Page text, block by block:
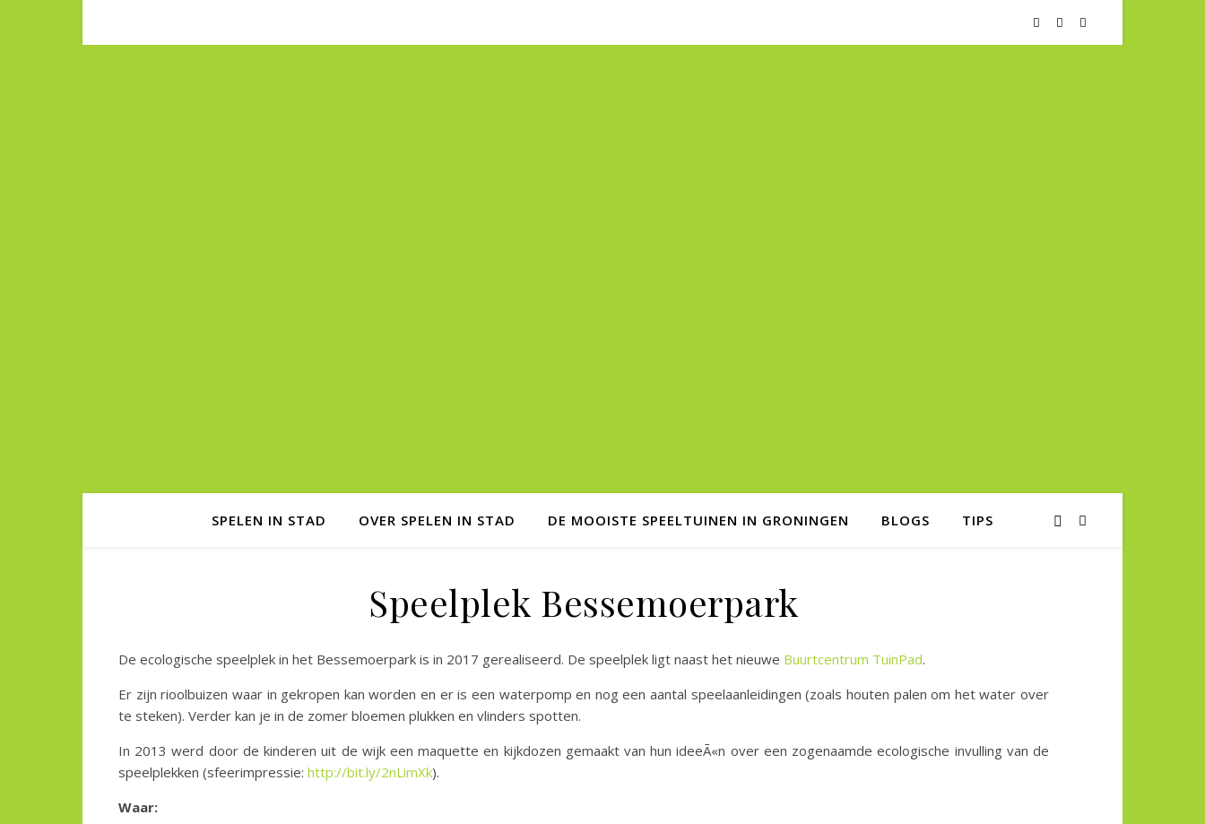
SPELEN IN STAD OVER SPELEN IN STAD DE MOOISTE SPEELTUINEN IN GRONINGEN BLOGS TIPS
Speelplek Bessemoerpark
De ecologische speelplek in het Bessemoerpark is in 2017 gerealiseerd. De speelplek ligt naast het nieuwe Buurtcentrum TuinPad.
Er zijn rioolbuizen waar in gekropen kan worden en er is een waterpomp en nog een aantal speelaanleidingen (zoals houten palen om het water over
te steken). Verder kan je in de zomer bloemen plukken en vlinders spotten.
In 2013 werd door de kinderen uit de wijk een maquette en kijkdozen gemaakt van hun ideeÃ«n over een zogenaamde ecologische invulling van de
speelplekken (sfeerimpressie: http://bit.ly/2nLimXk).
Waar: